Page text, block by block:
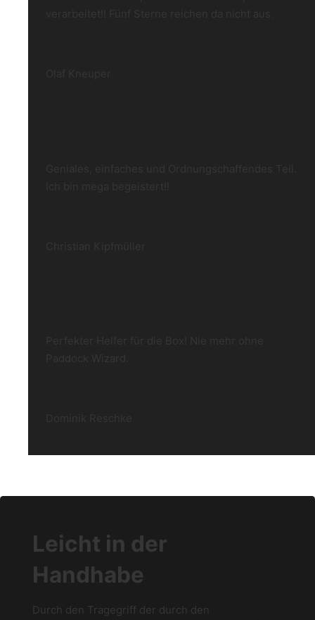
Leicht in der
Handhabe
Durch den Tragegriff der durch den